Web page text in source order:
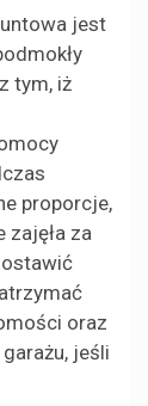
jest
tym, iż
proporcje,
zajęła za
oraz
jeśli